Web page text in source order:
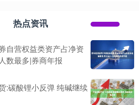
热点资讯
自营权益类资产占净资
数最多|券商年报
:碳酸锂小反弹 纯碱继续